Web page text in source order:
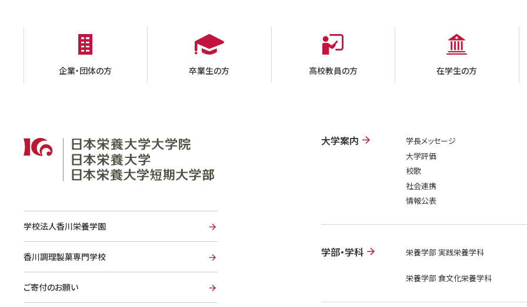
企業・団体の方 卒業生の方 高校教員の方 在学生の方
学校法人香川栄養学園
香川調理製菓専門学校
ご寄付のお願い
大学案内 学長メッセージ
大学評価
校歌
社会連携
情報公表
学部・学科 栄養学部 実践栄養学科
栄養学部 食文化栄養学科